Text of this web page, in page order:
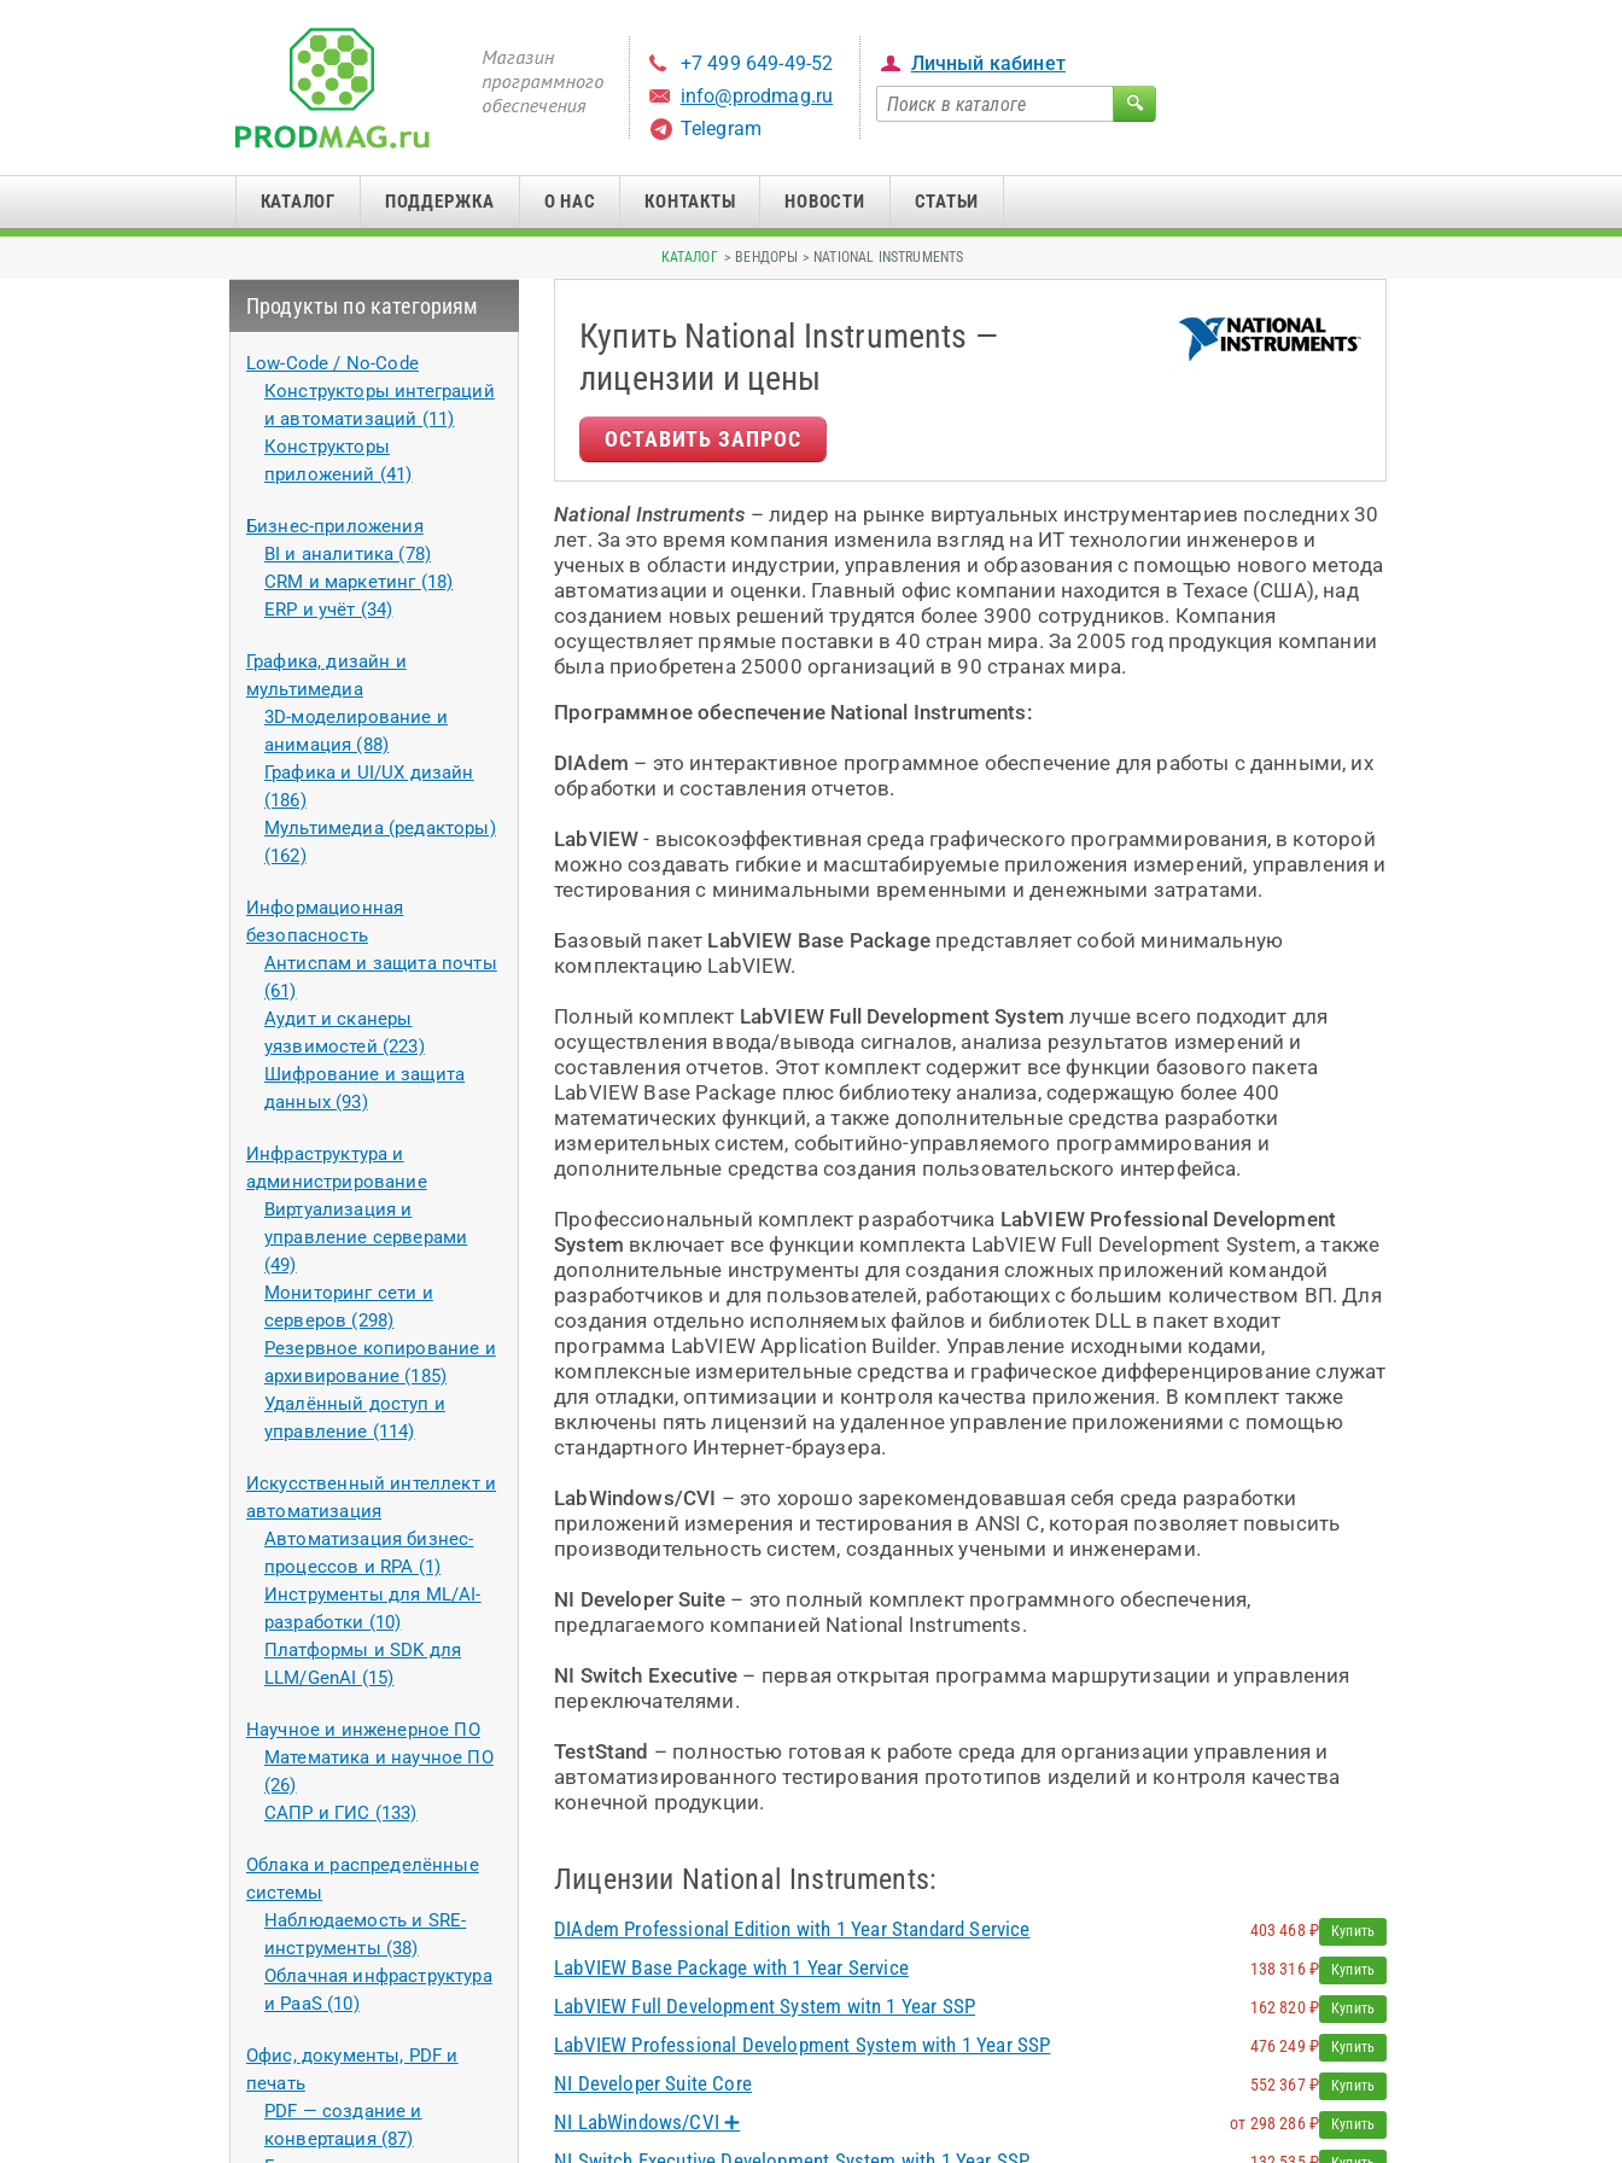
+7 499 649-49-52
info@prodmag.ru
Telegram
Личный кабинет
КАТАЛОГ ПОДДЕРЖКА О НАС КОНТАКТЫ НОВОСТИ СТАТЬИ
КАТАЛОГ > ВЕНДОРЫ > NATIONAL INSTRUMENTS
Продукты по категориям
Low-Code / No-Code
Конструкторы интеграций
и автоматизаций (11)
Конструкторы
приложений (41)
Бизнес-приложения
BI и аналитика (78)
CRM и маркетинг (18)
ERP и учёт (34)
Графика, дизайн и
мультимедиа
3D-моделирование и
анимация (88)
Графика и UI/UX дизайн
(186)
Мультимедиа (редакторы)
(162)
Информационная
безопасность
Антиспам и защита почты
(61)
Аудит и сканеры
уязвимостей (223)
Шифрование и защита
данных (93)
Инфраструктура и
администрирование
Виртуализация и
управление серверами
(49)
Мониторинг сети и
серверов (298)
Резервное копирование и
архивирование (185)
Удалённый доступ и
управление (114)
Искусственный интеллект и
автоматизация
Автоматизация бизнес-
процессов и RPA (1)
Инструменты для ML/AI-
разработки (10)
Платформы и SDK для
LLM/GenAI (15)
Научное и инженерное ПО
Математика и научное ПО
(26)
САПР и ГИС (133)
Облака и распределённые
системы
Наблюдаемость и SRE-
инструменты (38)
Облачная инфраструктура
и PaaS (10)
Офис, документы, PDF и
печать
PDF — создание и
конвертация (87)
Купить National Instruments —
лицензии и цены
ОСТАВИТЬ ЗАПРОС
National Instruments – лидер на рынке виртуальных инструментариев последних 30
лет. За это время компания изменила взгляд на ИТ технологии инженеров и
ученых в области индустрии, управления и образования с помощью нового метода
автоматизации и оценки. Главный офис компании находится в Техасе (США), над
созданием новых решений трудятся более 3900 сотрудников. Компания
осуществляет прямые поставки в 40 стран мира. За 2005 год продукция компании
была приобретена 25000 организаций в 90 странах мира.
Программное обеспечение National Instruments:
DIAdem – это интерактивное программное обеспечение для работы с данными, их
обработки и составления отчетов.
LabVIEW - высокоэффективная среда графического программирования, в которой
можно создавать гибкие и масштабируемые приложения измерений, управления и
тестирования с минимальными временными и денежными затратами.
Базовый пакет LabVIEW Base Packageпредставляет собой минимальную
комплектацию LabVIEW.
Полный комплект LabVIEW Full Development System лучше всего подходит для
осуществления ввода/вывода сигналов, анализа результатов измерений и
составления отчетов. Этот комплект содержит все функции базового пакета
LabVIEW Base Package плюс библиотеку анализа, содержащую более 400
математических функций, а также дополнительные средства разработки
измерительных систем, событийно-управляемого программирования и
дополнительные средства создания пользовательского интерфейса.
Профессиональный комплект разработчика LabVIEW Professional Development
System включает все функции комплекта LabVIEW Full Development System, а также
дополнительные инструменты для создания сложных приложений командой
разработчиков и для пользователей, работающих с большим количеством ВП. Для
создания отдельно исполняемых файлов и библиотек DLL в пакет входит
программа LabVIEW Application Builder. Управление исходными кодами,
комплексные измерительные средства и графическое дифференцирование служат
для отладки, оптимизации и контроля качества приложения. В комплект также
включены пять лицензий на удаленное управление приложениями с помощью
стандартного Интернет-браузера.
LabWindows/CVI – это хорошо зарекомендовавшая себя среда разработки
приложений измерения и тестирования в ANSI C, которая позволяет повысить
производительность систем, созданных учеными и инженерами.
NI Developer Suite – это полный комплект программного обеспечения,
предлагаемого компанией National Instruments.
NI Switch Executive – первая открытая программа маршрутизации и управления
переключателями.
TestStand – полностью готовая к работе среда для организации управления и
автоматизированного тестирования прототипов изделий и контроля качества
конечной продукции.
Лицензии National Instruments:
DIAdem Professional Edition with 1 Year Standard Service 403 468 ₽ Купить
LabVIEW Base Package with 1 Year Service 138 316 ₽ Купить
LabVIEW Full Development System witn 1 Year SSP 162 820 ₽ Купить
LabVIEW Professional Development System with 1 Year SSP 476 249 ₽ Купить
NI Developer Suite Core 552 367 ₽ Купить
NI LabWindows/CVI ➕ от 298 286 ₽ Купить